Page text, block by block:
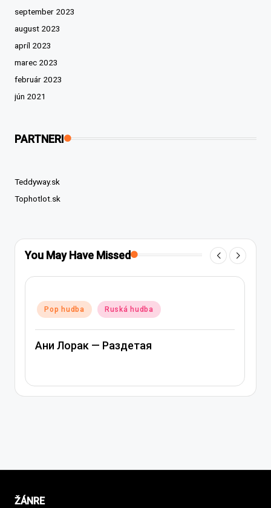
september 2023
august 2023
apríl 2023
marec 2023
február 2023
jún 2021
PARTNERI
Teddyway.sk
Tophotlot.sk
You May Have Missed
Posted
in
Pop hudba Ruská hudba
Ани Лорак — Лабиринт
ŽÁNRE